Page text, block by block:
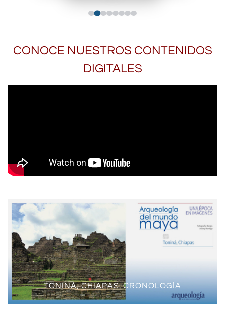
CONOCE NUESTROS CONTENIDOS
DIGITALES
TONINÁ, CHIAPAS. CRONOLOGÍA